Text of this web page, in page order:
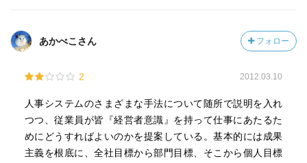
あかべこさん フォロー
2 2012.03.10
人事システムのさまざまな手法について随所で説明を入れ
つつ、従業員が皆『経営者意識』を持って仕事にあたるた
めにどうすればよいのかを提案している。基本的には成果
主義を根底に、全社目標から部門目標、そこから個人目標